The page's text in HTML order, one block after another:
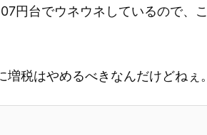
円台でウネウネしているので、こ
税はやめるべきなんだけどねぇ。